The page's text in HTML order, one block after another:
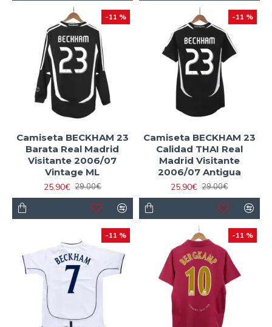
-11 %
Camiseta BECKHAM 23
Barata Real Madrid
Visitante 2006/07
Vintage ML
25.90€ 29.00€
-11 %
Camiseta BECKHAM 23
Calidad THAI Real
Madrid Visitante
2006/07 Antigua
25.90€ 29.00€
-11 % -11 %